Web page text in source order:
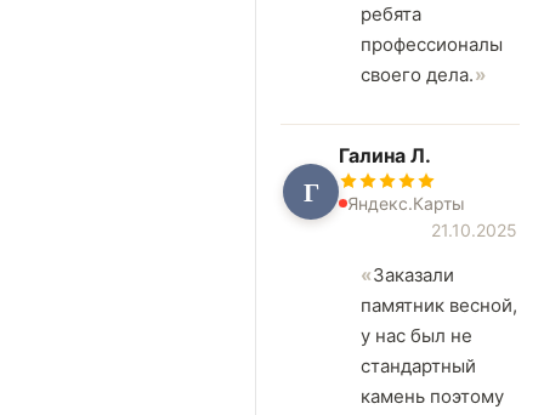
ребята
профессионалы
своего дела.
Г
Галина Л.
Яндекс.Карты
21.10.2025
Заказали
памятник весной,
у нас был не
стандартный
камень поэтому